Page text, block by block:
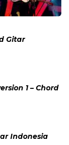
Gitar
1 – Chord
Indonesia